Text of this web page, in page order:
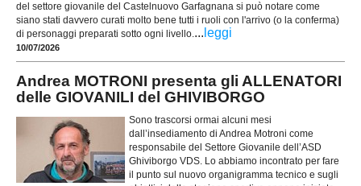
del settore giovanile del Castelnuovo Garfagnana si può notare come
siano stati davvero curati molto bene tutti i ruoli con l'arrivo (o la conferma)
di personaggi preparati sotto ogni livello.... leggi
10/07/2026
Andrea MOTRONI presenta gli ALLENATORI
delle GIOVANILI del GHIVIBORGO
Sono trascorsi ormai alcuni mesi
dall’insediamento di Andrea Motroni come
responsabile del Settore Giovanile dell’ASD
Ghiviborgo VDS. Lo abbiamo incontrato per fare
il punto sul nuovo organigramma tecnico e sugli